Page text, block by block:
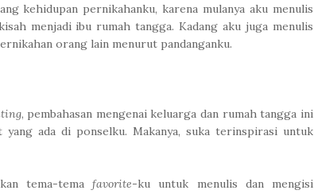
kehidupan pernikahanku, karena mulanya aku menulis
menjadi ibu rumah tangga. Kadang aku juga menulis
orang lain menurut pandanganku.
, pembahasan mengenai keluarga dan rumah tangga ini
ada di ponselku. Makanya, suka terinspirasi untuk
tema-temafavorite-ku untuk menulis dan mengisi